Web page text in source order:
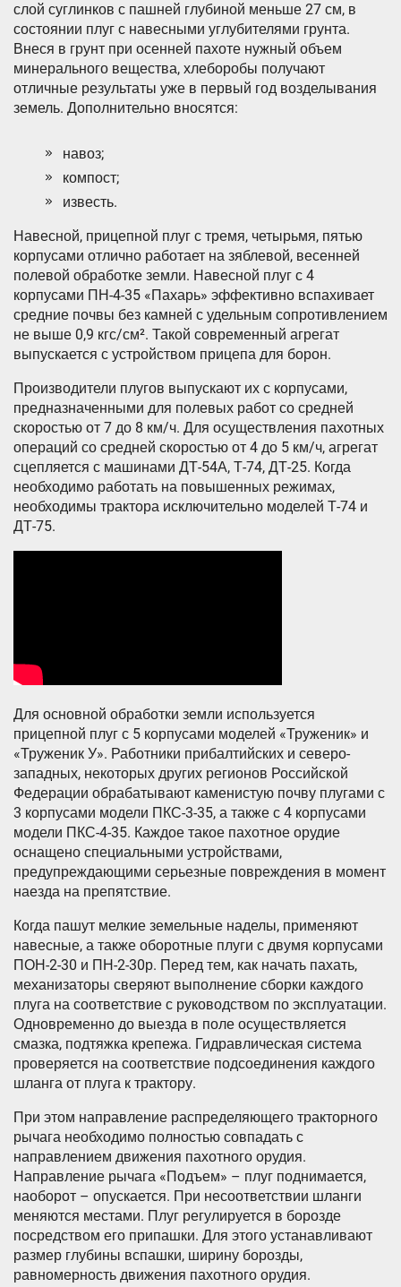
слой суглинков с пашней глубиной меньше 27 см, в
состоянии плуг с навесными углубителями грунта.
Внеся в грунт при осенней пахоте нужный объем
минерального вещества, хлеборобы получают
отличные результаты уже в первый год возделывания
земель. Дополнительно вносятся:
навоз;
компост;
известь.
Навесной, прицепной плуг с тремя, четырьмя, пятью
корпусами отлично работает на зяблевой, весенней
полевой обработке земли. Навесной плуг с 4
корпусами ПН-4-35 «Пахарь» эффективно вспахивает
средние почвы без камней с удельным сопротивлением
не выше 0,9 кгс/см². Такой современный агрегат
выпускается с устройством прицепа для борон.
Производители плугов выпускают их с корпусами,
предназначенными для полевых работ со средней
скоростью от 7 до 8 км/ч. Для осуществления пахотных
операций со средней скоростью от 4 до 5 км/ч, агрегат
сцепляется с машинами ДТ-54А, Т-74, ДТ-25. Когда
необходимо работать на повышенных режимах,
необходимы трактора исключительно моделей Т-74 и
ДТ-75.
Для основной обработки земли используется
прицепной плуг с 5 корпусами моделей «Труженик» и
«Труженик У». Работники прибалтийских и северо-
западных, некоторых других регионов Российской
Федерации обрабатывают каменистую почву плугами с
3 корпусами модели ПКС-3-35, а также с 4 корпусами
модели ПКС-4-35. Каждое такое пахотное орудие
оснащено специальными устройствами,
предупреждающими серьезные повреждения в момент
наезда на препятствие.
Когда пашут мелкие земельные наделы, применяют
навесные, а также оборотные плуги с двумя корпусами
ПОН-2-30 и ПН-2-30р. Перед тем, как начать пахать,
механизаторы сверяют выполнение сборки каждого
плуга на соответствие с руководством по эксплуатации.
Одновременно до выезда в поле осуществляется
смазка, подтяжка крепежа. Гидравлическая система
проверяется на соответствие подсоединения каждого
шланга от плуга к трактору.
При этом направление распределяющего тракторного
рычага необходимо полностью совпадать с
направлением движения пахотного орудия.
Направление рычага «Подъем» – плуг поднимается,
наоборот – опускается. При несоответствии шланги
меняются местами. Плуг регулируется в борозде
посредством его припашки. Для этого устанавливают
размер глубины вспашки, ширину борозды,
равномерность движения пахотного орудия.